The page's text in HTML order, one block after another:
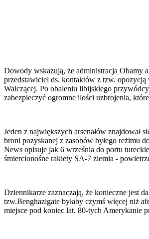
Dowody wskazują, że administracja Obamy
przedstawiciel ds. kontaktów z tzw.
Walczącej. Po obaleniu libijskiego
zabezpieczyć ogromne ilości uzbrojenia,
Jeden z największych arsenałów znajdował
broni pozyskanej z zasobów byłego reżimu
News opisuje jak 6 września do portu
śmiercionośne rakiety SA-7 ziemia -
Dziennikarze zaznaczają, że konieczne jest
tzw.Benghazigate byłaby czymś więcej niż
miejsce pod koniec lat. 80-tych Amerykanie